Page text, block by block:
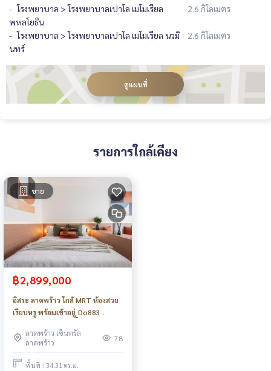
โรงพยาบาล > โรงพยาบาลเปาโล เมโมเรียล
พหลโยธิน
2.6 กิโลเมตร
โรงพยาบาล > โรงพยาบาลเปาโล เมโมเรียล นวมิ
นทร์
2.6 กิโลเมตร
ดูแผนที่
รายการใกล้เคียง
ขาย
฿2,899,000
อิสระ ลาดพร้าว ใกล้ MRT ห้องสวย
เรียบหรู พร้อมเข้าอยู่_Do883 .
ลาดพร้าว เซ็นทรัล
ลาดพร้าว
78
พื้นที่ : 34.31 ตร.ม.